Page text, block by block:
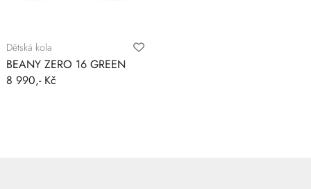
Dětská kola
BEANY ZERO 16 GREEN
8 990,- Kč